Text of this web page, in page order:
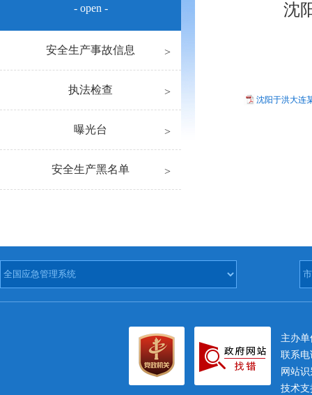
- open -
安全生产事故信息
执法检查
曝光台
安全生产黑名单
沈
沈阳于洪大连
主办
联系电
网站
技术